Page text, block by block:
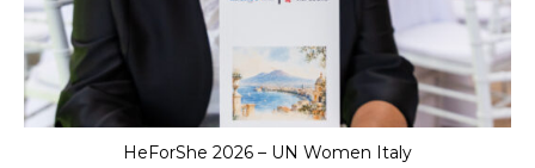
HeForShe 2026 – UN Women Italy